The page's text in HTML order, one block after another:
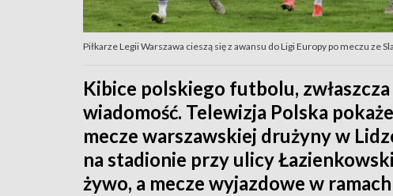
Piłkarze Legii Warszawa cieszą się z awansu do Ligi Europy po meczu ze
Kibice polskiego futbolu,
wiadomość. Telewizja Polska
mecze warszawskiej drużyny w
na stadionie przy ulicy
żywo, a mecze wyjazdowe w